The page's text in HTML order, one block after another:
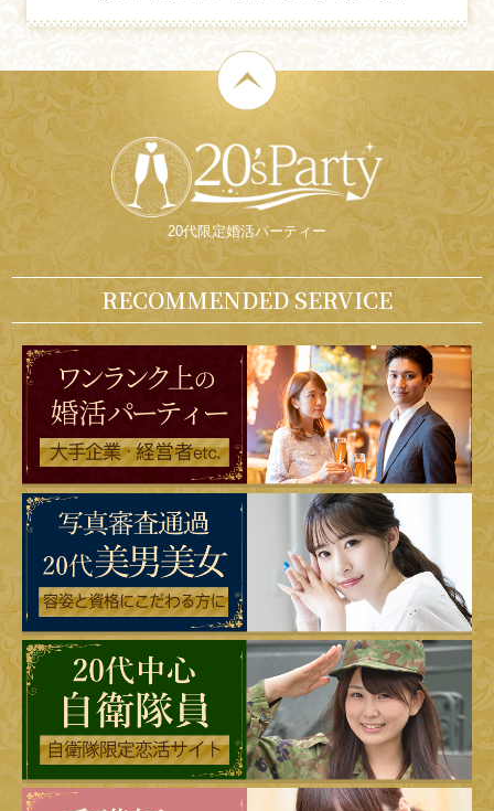
20代限定婚活パーティー
RECOMMENDED SERVICE